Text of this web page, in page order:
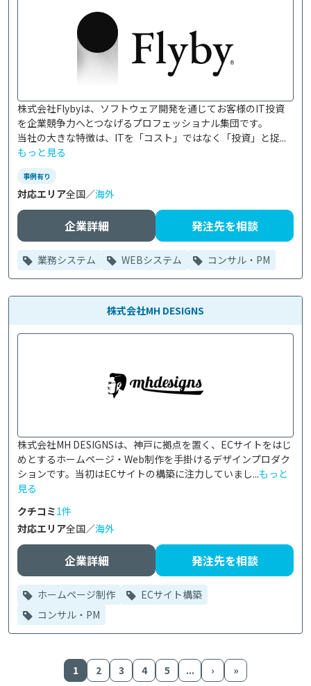
株式会社Flybyは、ソフトウェア開発を通じてお客様のIT投資
を企業競争力へとつなげるプロフェッショナル集団です。
当社の大きな特徴は、ITを「コスト」ではなく「投資」と捉...
もっと見る
事例有り
対応エリア全国／海外
企業詳細 発注先を相談
業務システム WEBシステム コンサル・PM
株式会社MH DESIGNS
株式会社MH DESIGNSは、神戸に拠点を置く、ECサイトをはじ
めとするホームページ・Web制作を手掛けるデザインプロダク
ションです。当初はECサイトの構築に注力していまし...もっと
見る
クチコミ1件
対応エリア全国／海外
企業詳細 発注先を相談
ホームページ制作
ECサイト構築
コンサル・PM
1 2 3 4 5 ... › »